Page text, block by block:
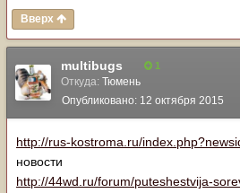
Вверх
multibugs 1
Откуда: Тюмень
Опубликовано: 12 октября 2015
http://rus-kostroma.ru/
новости
http://44wd.ru/forum/puteshestvija-